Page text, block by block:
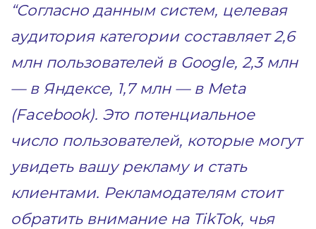
“Согласно данным систем, целевая
аудитория категории составляет 2,6
млн пользователей в Google, 2,3 млн
— в Яндексе, 1,7 млн — в Meta
(Facebook). Это потенциальное
число пользователей, которые могут
увидеть вашу рекламу и стать
клиентами. Рекламодателям стоит
обратить внимание на TikTok, чья